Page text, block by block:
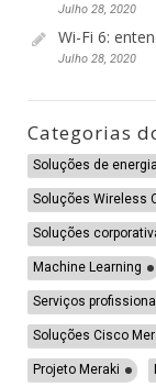
Julho 28, 2020
Wi-Fi 6:
Julho 28, 2020
Categorias
Soluções de energia
Soluções Wireless
Soluções
Machine Learning
Serviços
Soluções Cisco
Projeto Meraki